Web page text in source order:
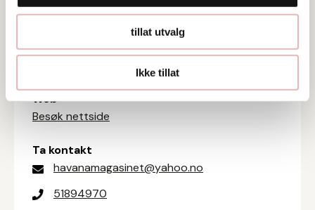
tillat utvalg
Ikke tillat
Tar digitalt BYENgavekort
Besøksadresse
Domkirkeplassen 2, 4006 Stavanger
Web
Besøk nettside
Ta kontakt
havanamagasinet@yahoo.no
51894970